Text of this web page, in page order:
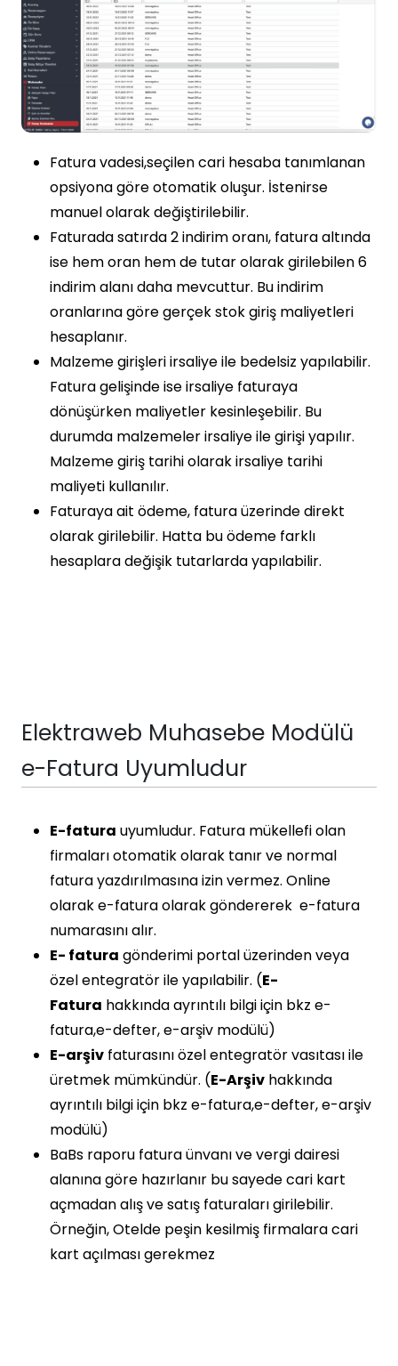
Fatura vadesi,seçilen cari hesaba tanımlanan
opsiyona göre otomatik oluşur. İstenirse
manuel olarak değiştirilebilir.
Faturada satırda 2 indirim oranı, fatura altında
ise hem oran hem de tutar olarak girilebilen 6
indirim alanı daha mevcuttur. Bu indirim
oranlarına göre gerçek stok giriş maliyetleri
hesaplanır.
Malzeme girişleri irsaliye ile bedelsiz yapılabilir.
Fatura gelişinde ise irsaliye faturaya
dönüşürken maliyetler kesinleşebilir. Bu
durumda malzemeler irsaliye ile girişi yapılır.
Malzeme giriş tarihi olarak irsaliye tarihi
maliyeti kullanılır.
Faturaya ait ödeme, fatura üzerinde direkt
olarak girilebilir. Hatta bu ödeme farklı
hesaplara değişik tutarlarda yapılabilir.
Elektraweb Muhasebe Modülü
e-Fatura Uyumludur
E-fatura uyumludur. Fatura mükellefi olan
firmaları otomatik olarak tanır ve normal
fatura yazdırılmasına izin vermez. Online
olarak e-fatura olarak göndererek e-fatura
numarasını alır.
E- fatura gönderimi portal üzerinden veya
özel entegratör ile yapılabilir. (E-
Fatura hakkında ayrıntılı bilgi için bkz e-
fatura,e-defter, e-arşiv modülü)
E-arşiv faturasını özel entegratör vasıtası ile
üretmek mümkündür. (E-Arşiv hakkında
ayrıntılı bilgi için bkz e-fatura,e-defter, e-arşiv
modülü)
BaBs raporu fatura ünvanı ve vergi dairesi
alanına göre hazırlanır bu sayede cari kart
açmadan alış ve satış faturaları girilebilir.
Örneğin, Otelde peşin kesilmiş firmalara cari
kart açılması gerekmez